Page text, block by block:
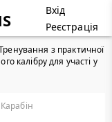
Вхід
Реєстрація
з практичної
калібру для участі у